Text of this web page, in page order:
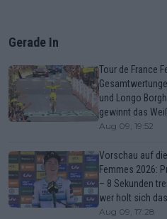
Gerade In
Tour de France
und Longo
gewinnt das
Aug 09, 19:52
Vorschau auf
Femmes 2026:
– 8 Sekunden
wer holt sich
Aug 09, 17:28